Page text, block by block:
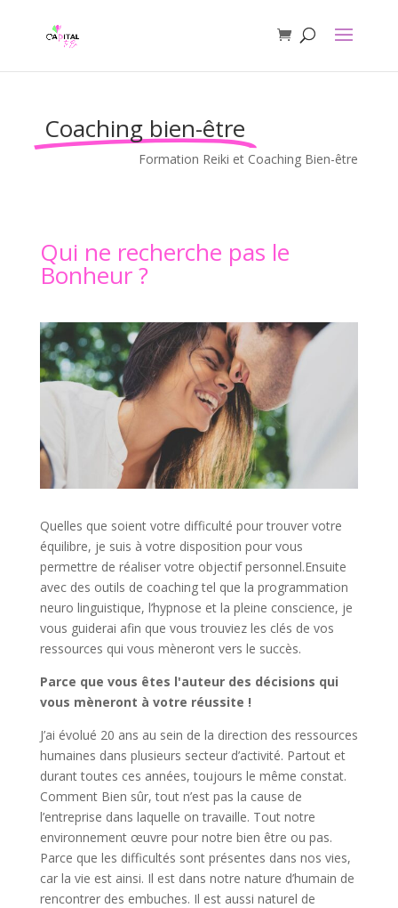
Coaching bien-être
Formation Reiki et Coaching Bien-être
Qui ne recherche pas le
Bonheur ?
Quelles que soient votre difficulté pour trouver votre
équilibre, je suis à votre disposition pour vous
permettre de réaliser votre objectif personnel.Ensuite
avec des outils de coaching tel que la programmation
neuro linguistique, l’hypnose et la pleine conscience, je
vous guiderai afin que vous trouviez les clés de vos
ressources qui vous mèneront vers le succès.
Parce que vous êtes l'auteur des décisions qui
vous mèneront à votre réussite !
J’ai évolué 20 ans au sein de la direction des ressources
humaines dans plusieurs secteur d’activité. Partout et
durant toutes ces années, toujours le même constat.
Comment Bien sûr, tout n’est pas la cause de
l’entreprise dans laquelle on travaille. Tout notre
environnement œuvre pour notre bien être ou pas.
Parce que les difficultés sont présentes dans nos vies,
car la vie est ainsi. Il est dans notre nature d’humain de
rencontrer des embuches. Il est aussi naturel de